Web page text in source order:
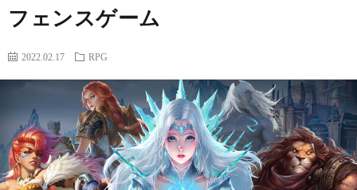
フェンスゲーム
2022.02.17 RPG